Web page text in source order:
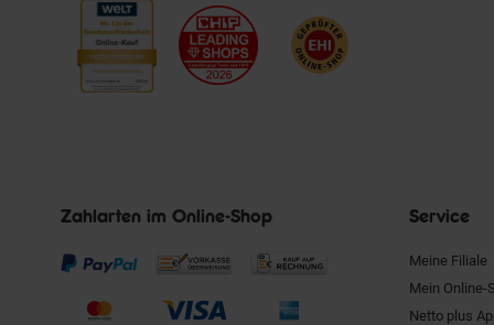
Zahlarten im Online-Shop Service
Meine Filiale
Mein Online-
Netto plus